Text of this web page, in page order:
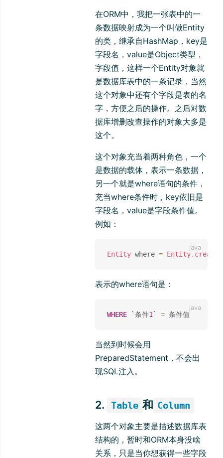
在ORM中，我把一张表中的一
条数据映射成为一个叫做Entity
的类，继承自HashMap，key是
字段名，value是Object类型，
字段值，这样一个Entity对象就
是数据库表中的一条记录，当然
这个对象中还有个字段是表的名
字，方便之后的操作。之后对数
据库增删改查操作的对象大多是
这个。
这个对象充当着两种角色，一个
是数据的载体，表示一条数据，
另一个就是where语句的条件，
充当where条件时，key依旧是
字段名，value是字段条件值。
例如：
Entity where = Entity. create
表示的where语句是：
WHERE `条件1 ` =
当然到时候会用
PreparedStatement，不会出
现SQL注入。
2. Table 和 Column
这两个对象主要是描述数据库表
结构的，暂时和ORM本身没啥
关系，只是当你想获得一些字段